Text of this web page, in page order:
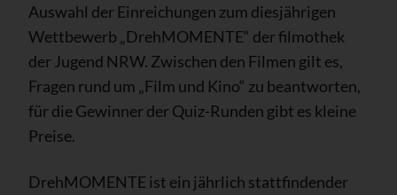
Auswahl der Einreichungen zum diesjährigen
Wettbewerb „DrehMOMENTE“ der filmothek
der Jugend NRW. Zwischen den Filmen gilt es,
Fragen rund um „Film und Kino“ zu beantworten,
für die Gewinner der Quiz-Runden gibt es kleine
Preise.
DrehMOMENTE ist ein jährlich stattfindender